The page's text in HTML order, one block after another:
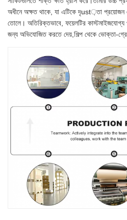
অধীনে অক্ষত থাকে, যা এটিকে দৃust়তা প্রয়োজন
তোলে। অতিরিক্তভাবে, ফয়েলটির কাস্টমাইজযোগ্য
জন্য অভিযোজিত করতে দেয়,শিল্প থেকে ভোক্তা-